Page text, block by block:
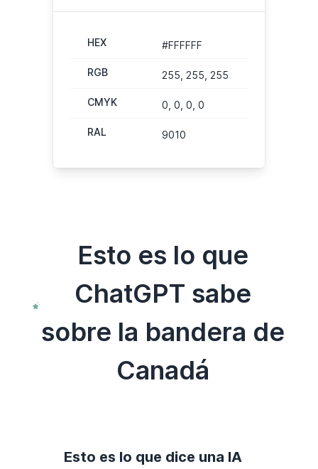
HEX #FFFFFF
RGB 255, 255, 255
CMYK 0, 0, 0, 0
RAL 9010
Esto es lo que
ChatGPT sabe
sobre la bandera de
Canadá
Esto es lo que dice una IA